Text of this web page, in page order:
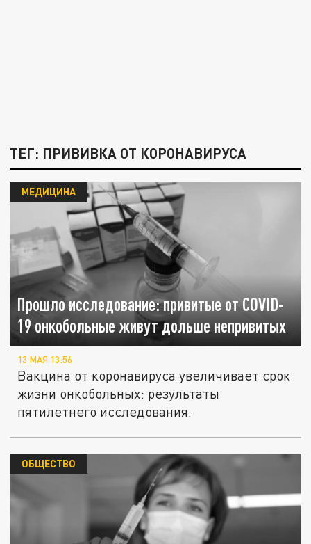
ТЕГ: ПРИВИВКА ОТ КОРОНАВИРУСА
Прошло исследование: привитые от COVID-
19 онкобольные живут дольше непривитых
МЕДИЦИНА
13 МАЯ 13:56
Вакцина от коронавируса увеличивает срок
жизни онкобольных: результаты
пятилетнего исследования.
ОБЩЕСТВО